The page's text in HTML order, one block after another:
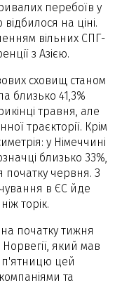
перебоїв у
на ціні.
вільних СПГ-
з Азією.
сховищ станом
близько 41,3%
травня, але
траєкторії. Крім
у Німеччині
близько 33%,
початку червня. З
в ЄС йде
торік.
початку тижня
Норвегії, який мав
п'ятницю цей
та